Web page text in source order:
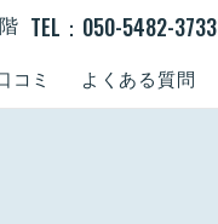
コミ よくある質問
TEL：050-5482-3733